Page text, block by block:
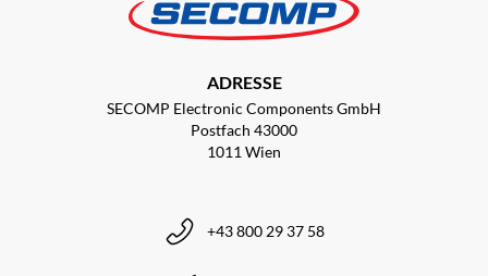
ADRESSE
SECOMP Electronic Components GmbH
Postfach 43000
1011 Wien
+43 800 29 37 58